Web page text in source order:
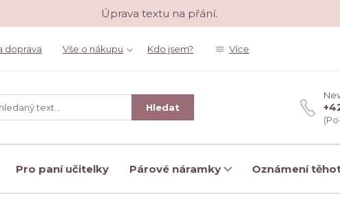
Úprava textu na přání.
doprava Vše o nákupu Kdo jsem? Více
Hledat
Pro paní učitelky Párové náramky Oznámení